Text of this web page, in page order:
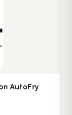
AutoFry